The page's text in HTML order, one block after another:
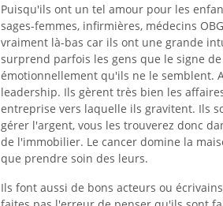
Puisqu'ils ont un tel amour pour les
sages-femmes, infirmières, médecins
vraiment là-bas car ils ont une grande
surprend parfois les gens que le signe
émotionnellement qu'ils ne le semblent.
leadership. Ils gèrent très bien les
entreprise vers laquelle ils gravitent. Ils
gérer l'argent, vous les trouverez donc
de l'immobilier. Le cancer domine la
que prendre soin des leurs.
Ils font aussi de bons acteurs ou